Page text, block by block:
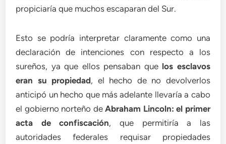
propiciaría que muchos escaparan del Sur.
Esto se podría interpretar claramente como una
declaración de intenciones con respecto a los
sureños, ya que ellos pensaban que los esclavos
eran su propiedad, el hecho de no devolverlos
anticipó un hecho que más adelante llevaría a cabo
el gobierno norteño deAbraham Lincoln: el primer
acta de confiscación, que permitiría a las
autoridades federales requisar propiedades